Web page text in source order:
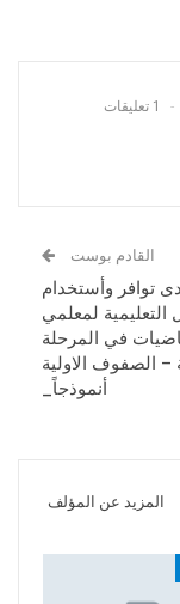
1 تعليقات
القادم بوست
توافر وأستخدام
التعليمية لمعلمي
في المرحلة
– الصفوف الاولية
أنموذجاً_
المزيد عن المؤلف